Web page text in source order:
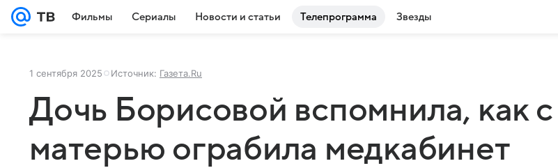
Фильмы Сериалы Новости и статьи Телепрограмма Звезды
1 сентября 2025 Источник: Газета.Ru
Дочь Борисовой вспомнила, как с
матерью ограбила медкабинет